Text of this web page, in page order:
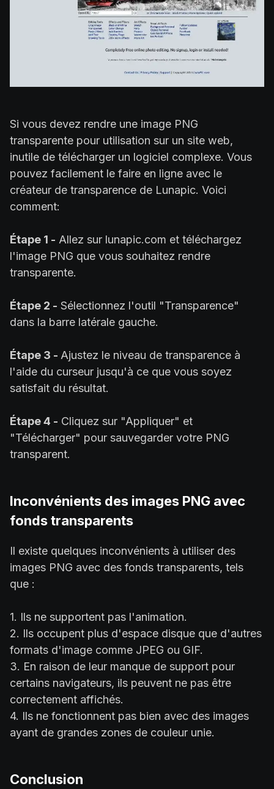
Si vous devez rendre une image PNG
transparente pour utilisation sur un site web,
inutile de télécharger un logiciel complexe. Vous
pouvez facilement le faire en ligne avec le
créateur de transparence de Lunapic. Voici
comment:
Étape 1 - Allez sur lunapic.com et téléchargez
l'image PNG que vous souhaitez rendre
transparente.
Étape 2 - Sélectionnez l'outil "Transparence"
dans la barre latérale gauche.
Étape 3 - Ajustez le niveau de transparence à
l'aide du curseur jusqu'à ce que vous soyez
satisfait du résultat.
Étape 4 - Cliquez sur "Appliquer" et
"Télécharger" pour sauvegarder votre PNG
transparent.
Inconvénients des images PNG avec
fonds transparents
Il existe quelques inconvénients à utiliser des
images PNG avec des fonds transparents, tels
que :
1. Ils ne supportent pas l'animation.
2. Ils occupent plus d'espace disque que d'autres
formats d'image comme JPEG ou GIF.
3. En raison de leur manque de support pour
certains navigateurs, ils peuvent ne pas être
correctement affichés.
4. Ils ne fonctionnent pas bien avec des images
ayant de grandes zones de couleur unie.
Conclusion